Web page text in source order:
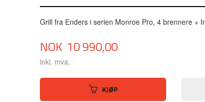
Grill fra Enders i serien Monroe Pro, 4 brennere +
Pris
NOK 10 990,00
inkl. mva.
KJØP